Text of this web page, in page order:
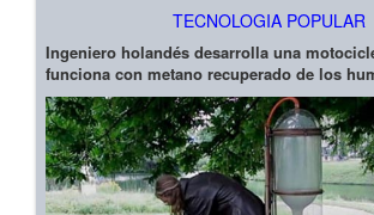
TECNOLOGIA POPULAR
Ingeniero holandés desarrolla una
funciona con metano recuperado de los